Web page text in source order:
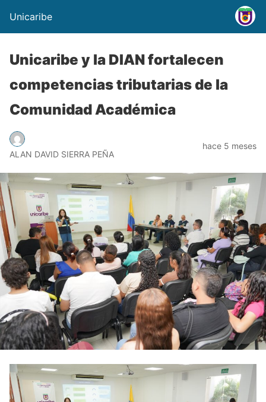
Unicaribe
Unicaribe y la DIAN fortalecen
competencias tributarias de la
Comunidad Académica
ALAN DAVID SIERRA PEÑA
hace 5 meses